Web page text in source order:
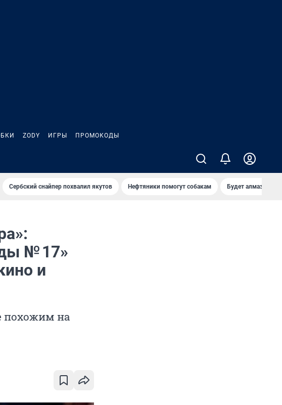
ZODY ИГРЫ ПРОМОКОДЫ
Сербский снайпер похвалил якутов Нефтяники помогут собакам Будет алмазный
№ 17»
и
похожим на